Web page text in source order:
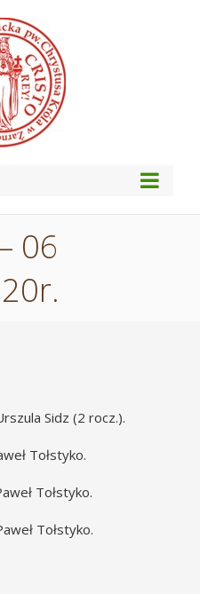
06
Sidz (2 rocz.).
Tołstyko.
Tołstyko.
Tołstyko.